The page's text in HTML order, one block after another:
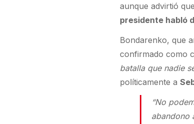
aunque advirtió que
presidente habló
Bondarenko, que
confirmado como
batalla que nadie
políticamente a
“No
abandono